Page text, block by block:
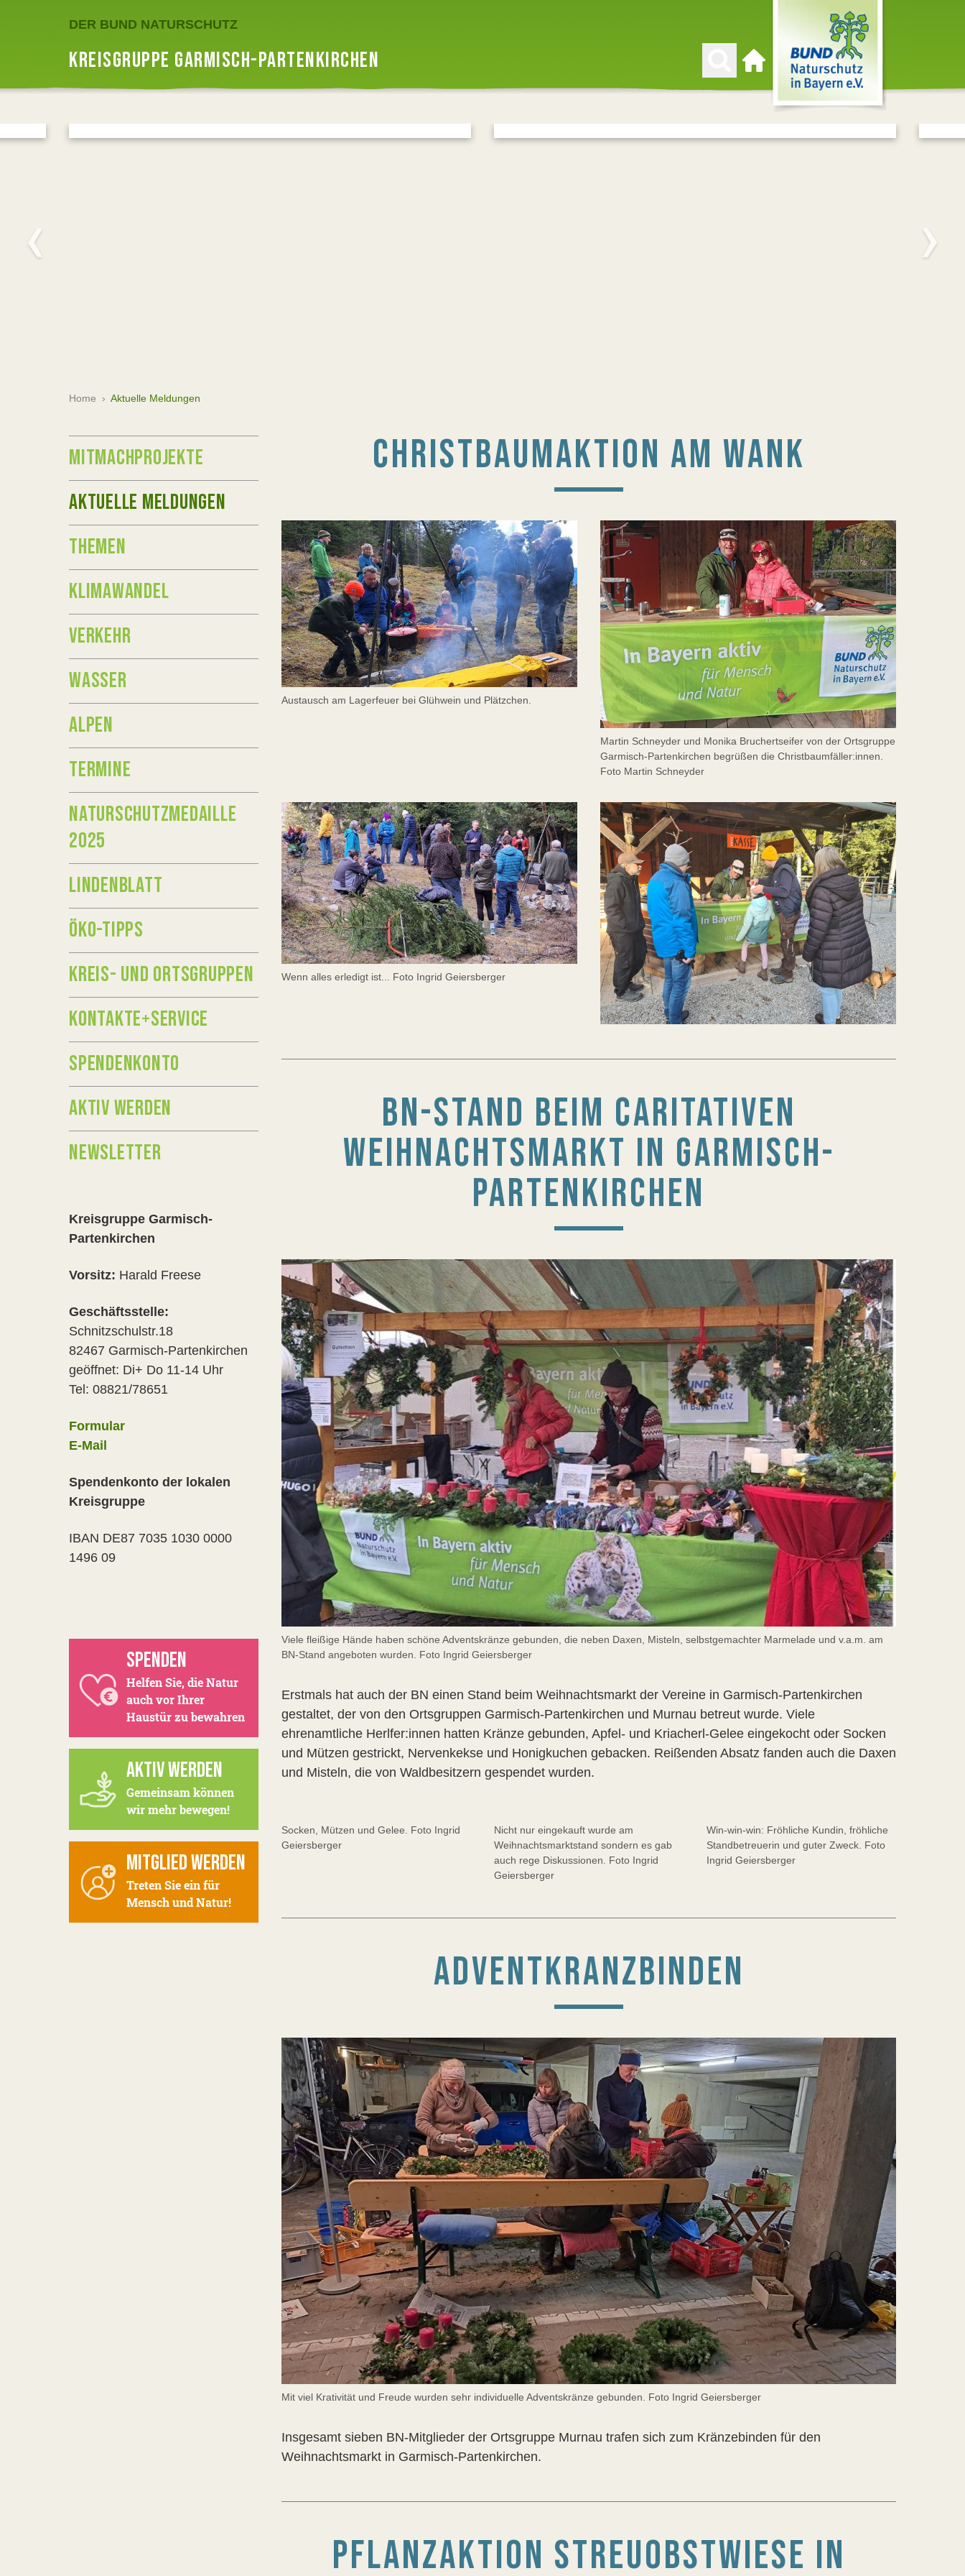
DER BUND NATURSCHUTZ
KREISGRUPPE GARMISCH-PARTENKIRCHEN
Zur Startseite
Home › Aktuelle Meldungen
CHRISTBAUMAKTION AM WANK
Austausch am Lagerfeuer bei Glühwein und Plätzchen.
Martin Schneyder und Monika Bruchertseifer von der Ortsgruppe
Garmisch-Partenkirchen begrüßen die Christbaumfäller:innen.
Foto Martin Schneyder
Wenn alles erledigt ist... Foto Ingrid Geiersberger
BN-STAND BEIM CARITATIVEN
WEIHNACHTSMARKT IN GARMISCH-
PARTENKIRCHEN
Viele fleißige Hände haben schöne Adventskränze gebunden, die neben Daxen, Misteln, selbstgemachter Marmelade und v.a.m. am
BN-Stand angeboten wurden. Foto Ingrid Geiersberger
Erstmals hat auch der BN einen Stand beim Weihnachtsmarkt der Vereine in Garmisch-Partenkirchen
gestaltet, der von den Ortsgruppen Garmisch-Partenkirchen und Murnau betreut wurde. Viele
ehrenamtliche Herlfer:innen hatten Kränze gebunden, Apfel- und Kriacherl-Gelee eingekocht oder Socken
und Mützen gestrickt, Nervenkekse und Honigkuchen gebacken. Reißenden Absatz fanden auch die Daxen
und Misteln, die von Waldbesitzern gespendet wurden.
Socken, Mützen und Gelee. Foto Ingrid
Geiersberger
Nicht nur eingekauft wurde am
Weihnachtsmarktstand sondern es gab
auch rege Diskussionen. Foto Ingrid
Geiersberger
Win-win-win: Fröhliche Kundin, fröhliche
Standbetreuerin und guter Zweck. Foto
Ingrid Geiersberger
ADVENTKRANZBINDEN
Mit viel Krativität und Freude wurden sehr individuelle Adventskränze gebunden. Foto Ingrid Geiersberger
Insgesamt sieben BN-Mitglieder der Ortsgruppe Murnau trafen sich zum Kränzebinden für den
Weihnachtsmarkt in Garmisch-Partenkirchen.
PFLANZAKTION STREUOBSTWIESE IN
MITMACHPROJEKTE
AKTUELLE MELDUNGEN
THEMEN
KLIMAWANDEL
VERKEHR
WASSER
ALPEN
TERMINE
NATURSCHUTZMEDAILLE
2025
LINDENBLATT
ÖKO-TIPPS
KREIS- UND ORTSGRUPPEN
KONTAKTE+SERVICE
SPENDENKONTO
AKTIV WERDEN
NEWSLETTER
Kreisgruppe Garmisch-
Partenkirchen
Vorsitz: Harald Freese
Geschäftsstelle:
Schnitzschulstr.18
82467 Garmisch-Partenkirchen
geöffnet: Di+ Do 11-14 Uhr
Tel: 08821/78651
Formular
E-Mail
Spendenkonto der lokalen
Kreisgruppe
IBAN DE87 7035 1030 0000
1496 09
SPENDEN
Helfen Sie, die Natur
auch vor Ihrer
Haustür zu bewahren
AKTIV WERDEN
Gemeinsam können
wir mehr bewegen!
MITGLIED WERDEN
Treten Sie ein für
Mensch und Natur!